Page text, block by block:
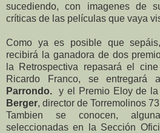
sucediendo, con imagenes de
críticas de las películas que vaya
Como ya es posible que
recibirá la ganadora de dos
la Retrospectiva repasará el
Ricardo Franco, se entregará
Parrondo. y el Premio Eloy de la
Berger, director de Torremolinos
Tambien se conocen,
seleccionadas en la Sección